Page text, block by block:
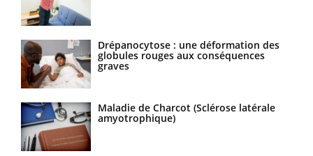
Drépanocytose : une déformation des
globules rouges aux conséquences
graves
Maladie de Charcot (Sclérose latérale
amyotrophique)